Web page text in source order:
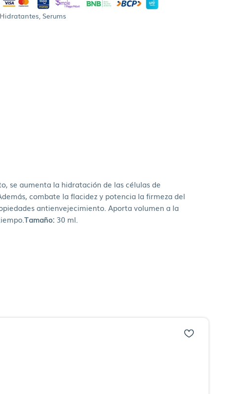
Hidratantes Serums
se aumenta la hidratación de las células de
combate la flacidez y potencia la firmeza del
antienvejecimiento. Aporta volumen a la
Tamaño: 30 ml.